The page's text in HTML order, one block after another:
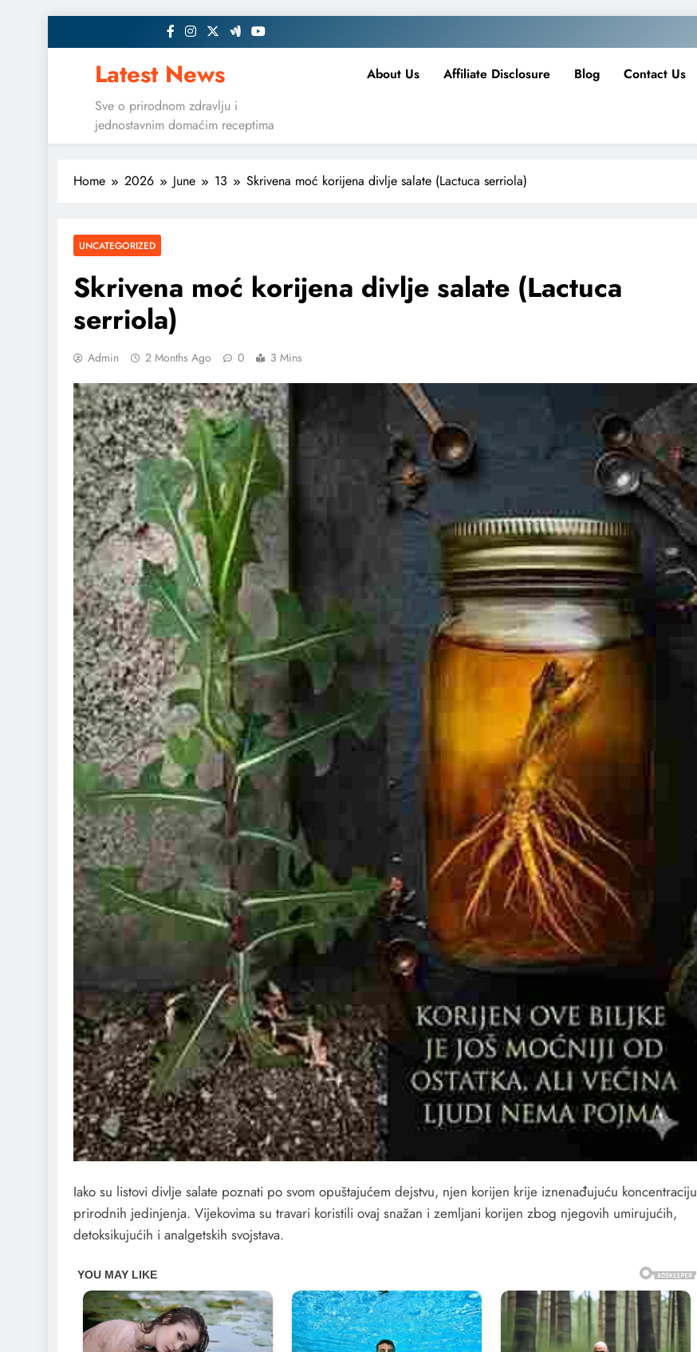
to
Latest News
Sve o prirodnom zdravlju i
jednostavnim domaćim receptima
About Us Affiliate Disclosure Blog Contact Us
Home 2026 June 13 Skrivena moć korijena divlje salate (Lactuca serriola)
UNCATEGORIZED
Skrivena moć korijena divlje salate (Lactuca
serriola)
Admin 2 Months Ago 0 3 Mins
Iako su listovi divlje salate poznati po svom opuštajućem dejstvu, njen korijen krije iznenađujuću koncentraciju
prirodnih jedinjenja. Vijekovima su travari koristili ovaj snažan i zemljani korijen zbog njegovih umirujućih,
detoksikujućih i analgetskih svojstava.